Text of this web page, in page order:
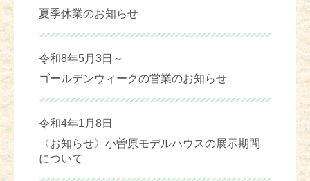
夏季休業のお知らせ
令和8年5月3日～
ゴールデンウィークの営業のお知らせ
令和4年1月8日
〈お知らせ〉小曽原モデルハウスの展示期間
について